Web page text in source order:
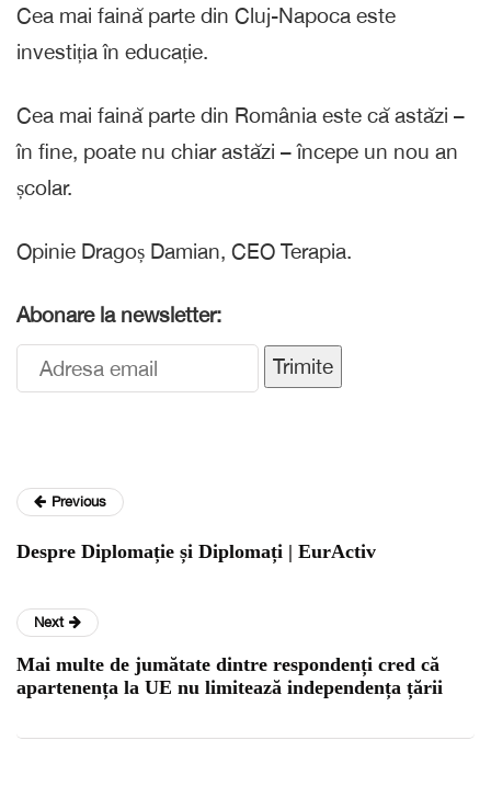
Cea mai faină parte din Cluj-Napoca este
investiția în educație.
Cea mai faină parte din România este că astăzi –
în fine, poate nu chiar astăzi – începe un nou an
școlar.
Opinie Dragoș Damian, CEO Terapia.
Abonare la newsletter:
Trimite
Previous
Despre Diplomație și Diplomați | EurActiv
Next
Mai multe de jumătate dintre respondenți cred că
apartenența la UE nu limitează independența țării